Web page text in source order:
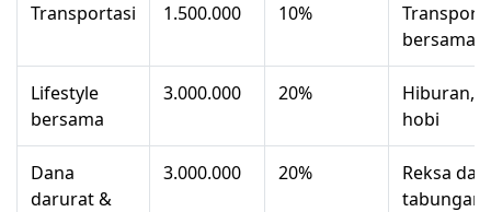
Transportasi 1.500.000 10%
bersama
Lifestyle
bersama
3.000.000 20%
Hiburan,
hobi
Dana
darurat &
3.000.000 20%
Reksa
tabungan